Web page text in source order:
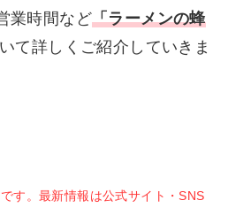
業時間など「ラーメンの蜂
て詳しくご紹介していきま
す。最新情報は公式サイト・SNS